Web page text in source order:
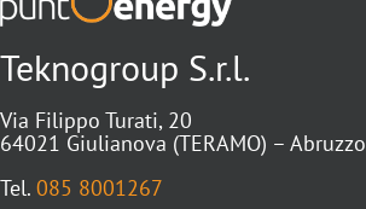
Teknogroup S.r.l.
Via Filippo Turati, 20
64021 Giulianova (TERAMO) – Abruzzo
Tel. 085 8001267